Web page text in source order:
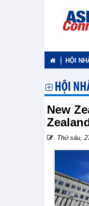
HỘI
HỘI
New
Thứ sáu,